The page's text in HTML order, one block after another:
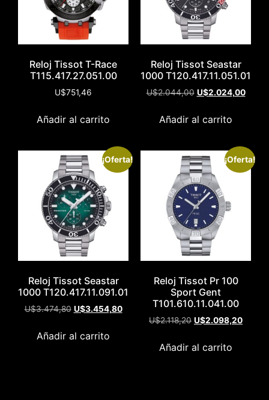
Reloj Tissot T-Race
T115.417.27.051.00
U$751,46
Añadir al carrito
Reloj Tissot Seastar
1000 T120.417.11.051.01
U$2.044,00 U$2.024,00
Añadir al carrito
¡Oferta!
Reloj Tissot Seastar
1000 T120.417.11.091.01
U$3.474,80 U$3.454,80
Añadir al carrito
¡Oferta!
Reloj Tissot Pr 100
Sport Gent
T101.610.11.041.00
U$2.118,20 U$2.098,20
Añadir al carrito